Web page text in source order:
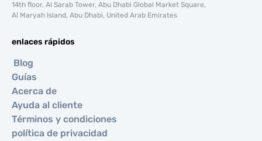
14th floor, Al Sarab Tower, Abu Dhabi Global Market Square,
Al Maryah Island, Abu Dhabi, United Arab Emirates
enlaces rápidos
Blog
Guías
Acerca de
Ayuda al cliente
Términos y condiciones
política de privacidad